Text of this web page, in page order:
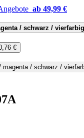
ab 49,99 €
/ schwarz / vierfarbig
€
/ schwarz /